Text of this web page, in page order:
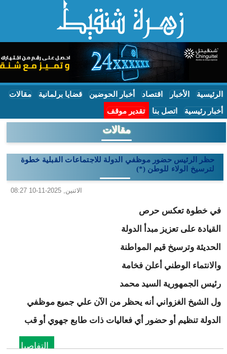
الرئيسية الأخبار اقتصاد أخبار الحوضين قضايا برلمانية مقالات
أخبار رئيسية اتصل بنا تقدير موقف
مقالات
حظر الرئيس حضور موظفي الدولة للاجتماعات القبلية خطوة
لترسيخ الولاء للوطن (*)
الاثنين, 2025-11-10 08:27
في خطوة تعكس حرص
القيادة على تعزيز مبدأ الدولة
الحديثة وترسيخ قيم المواطنة
والانتماء الوطني أعلن فخامة
رئيس الجمهورية السيد محمد
ول الشيخ الغزواني أنه يحظر من الآن علي جميع موظفي
الدولة تنظيم أو حضور أي فعاليات ذات طابع جهوي أو قب
التفاصيل